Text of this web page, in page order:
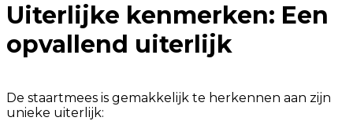
Uiterlijke kenmerken: Een
opvallend uiterlijk
De staartmees is gemakkelijk te herkennen aan zijn
unieke uiterlijk: